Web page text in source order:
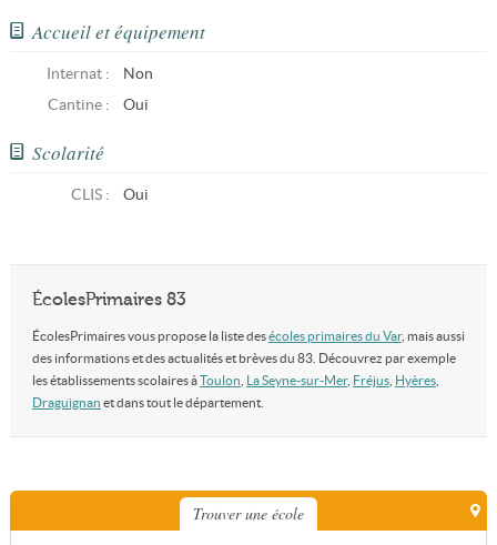
Accueil et équipement
Internat :
Non
Cantine :
Oui
Scolarité
CLIS: Oui
ÉcolesPrimaires 83
ÉcolesPrimaires vous propose la liste desécoles primaires du Var, mais aussi
des informations et des actualités et brèves du 83. Découvrez par exemple
les établissements scolaires àToulon La Seyne-sur-Mer, Fréjus, Hyères,
Draguignan et dans tout le département.
Trouver une école